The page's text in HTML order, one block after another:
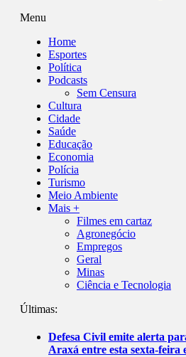
Menu
Home
Esportes
Política
Podcasts
Sem Censura
Cultura
Cidade
Saúde
Educação
Economia
Polícia
Turismo
Meio Ambiente
Mais +
Filmes em cartaz
Agronegócio
Empregos
Geral
Minas
Ciência e Tecnologia
Últimas:
Defesa Civil emite alerta
Araxá entre esta sexta-feira